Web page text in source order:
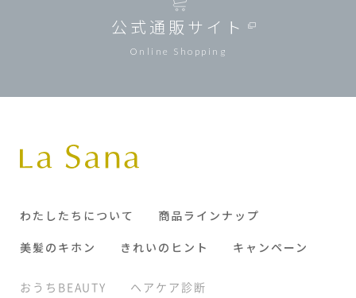
公式通販サイト
Online Shopping
わたしたちについて
商品ラインナップ
美髪のキホン
きれいのヒント キャンペーン
おうちBEAUTY
ヘアケア診断